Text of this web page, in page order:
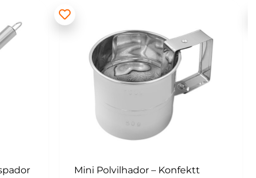
Kit para Copos de Massa 2 peças